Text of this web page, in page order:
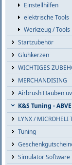
Einstellhilfen
elektrische Tools
Werkzeug / Tools
Startzubehör
Glühkerzen
WICHTIGES
MERCHANDISING
Airbrush Hauben
K&S Tuning -
LYNX / MICROHELI
Tuning
Simulator Software